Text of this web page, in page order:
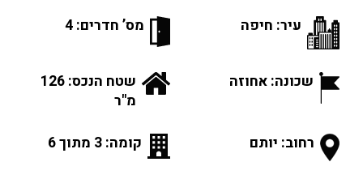
עיר: חיפה מס’ חדרים: 4
שכונה: אחוזה
שטח הנכס: 126
מ"ר
רחוב: יותם קומה: 3 מתוך 6